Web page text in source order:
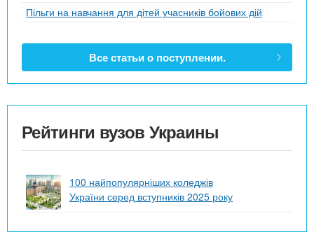
Пільги на навчання для дітей учасників бойових дій
Все статьи о поступлении.
Рейтинги вузов Украины
100 найпопулярніших коледжів
України серед вступників 2025 року